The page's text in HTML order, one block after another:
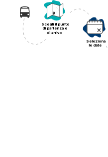
Seleziona
le date
Scegli il punto
di partenza e
di arrivo